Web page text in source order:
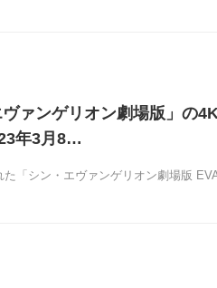
ァンゲリオン劇場版」の
年3月8…
た「シン・エヴァンゲリオン劇場版